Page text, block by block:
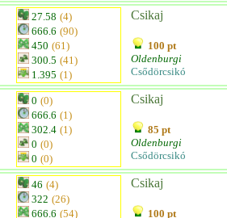
27.58 (4)
666.6 (90)
450 (61)
300.5 (41)
1.395 (1)
Csikaj
100 pt
Oldenburgi
Csődörcsikó
0 (0)
666.6 (1)
302.4 (1)
0 (0)
0 (0)
Csikaj
85 pt
Oldenburgi
Csődörcsikó
46 (4)
322 (26)
666.6 (54)
Csikaj
100 pt